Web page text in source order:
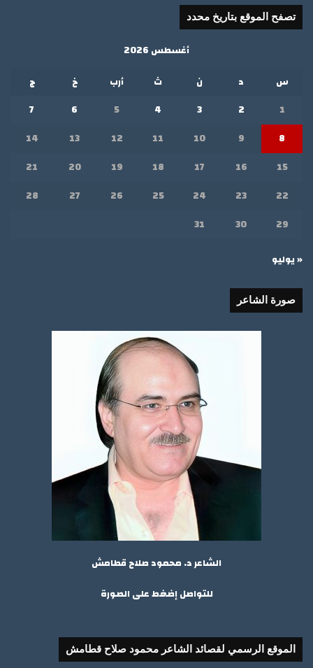
تصفح الموقع بتاريخ محدد
أغسطس 2026
س
د ن ث أرب خ
ج
1
2
3
4
5
6
7
8
9
10
11
12
13
14
15
16
17
18
19
20
21
22
23
24
25
26
27
28
29
30
31
« يوليو
صورة الشاعر
الشاعر د. محمود صلاح قطامش
للتواصل إضغط على الصورة
الموقع الرسمي لقصائد الشاعر محمود صلاح قطامش